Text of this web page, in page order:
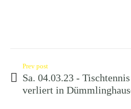
Prev post
Sa. 04.03.23 -
verliert in